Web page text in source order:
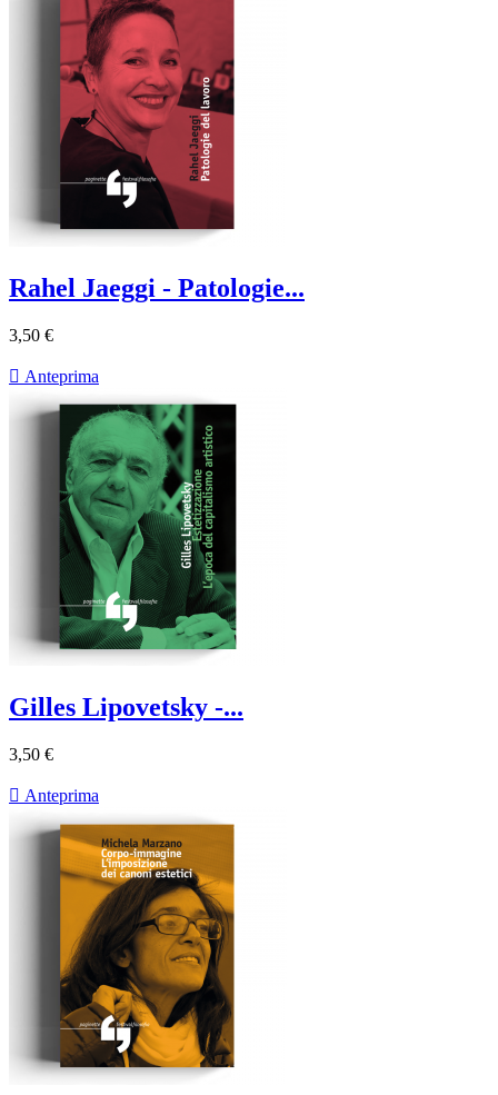
Rahel Jaeggi - Patologie...
3,50 €
 Anteprima
Gilles Lipovetsky -...
3,50 €
 Anteprima